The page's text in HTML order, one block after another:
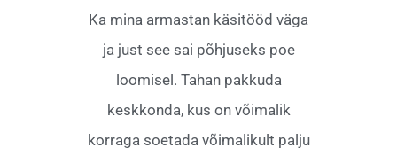
Ka mina armastan käsitööd väga
ja just see sai põhjuseks poe
loomisel. Tahan pakkuda
keskkonda, kus on võimalik
korraga soetada võimalikult palju